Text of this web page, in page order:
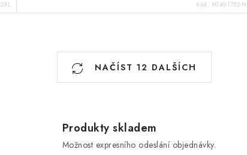
Kód: M140-1752-M
NAČÍST 12 DALŠÍCH
Produkty skladem
Možnost expresního odeslání objednávky.